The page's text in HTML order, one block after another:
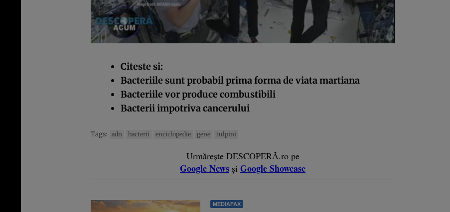
Citeste si:
Bacteriile sunt probabil prima forma de viata martiana
Bacteriile vor produce combustibili
Bacterii impotriva cancerului
Tags: adn bacterii enciclopedie gene tulpini
Urmărește DESCOPERĂ.ro pe
Google News și Google Showcase
MEDIAFAX